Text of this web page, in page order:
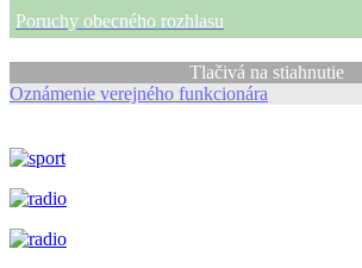
Poruchy obecného rozhlasu
Tlačivá na stiahnutie
Oznámenie verejného funkcionára